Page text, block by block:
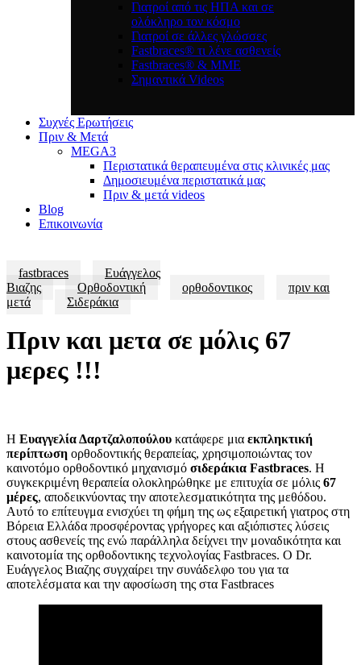
Γιατροί από τις ΗΠΑ και σε
ολόκληρο τον κόσμο
Γιατροί σε άλλες γλώσσες
Fastbraces® τι λένε ασθενείς
Fastbraces® & ΜΜΕ
Σημαντικά Videos
Συχνές Ερωτήσεις
Πριν & Μετά
MEGA3
Περιστατικά θεραπευμένα στις κλινικές μας
Δημοσιευμένα περιστατικά μας
Πριν & μετά videos
Blog
Επικοινωνία
fastbraces
Ευάγγελος
Βιαζης
Ορθοδοντική ορθοδοντικος
πριν και
μετά
Σιδεράκια
Πριν και μετα σε μόλις 67
μερες !!!
Η Ευαγγελία Δαρτζαλοπούλου κατάφερε μια εκπληκτική
περίπτωση ορθοδοντικής θεραπείας, χρησιμοποιώντας τον
καινοτόμο ορθοδοντικό μηχανισμό σιδεράκια Fastbraces. Η
συγκεκριμένη θεραπεία ολοκληρώθηκε με επιτυχία σε μόλις 67
μέρες, αποδεικνύοντας την αποτελεσματικότητα της μεθόδου.
Αυτό το επίτευγμα ενισχύει τη φήμη της ως εξαιρετική γιατρος στη
Βόρεια Ελλάδα προσφέροντας γρήγορες και αξιόπιστες λύσεις
στους ασθενείς της ενώ παράλληλα δείχνει την μοναδικότητα και
καινοτομία της ορθοδοντικης τεχνολογίας Fastbraces. Ο Dr.
Ευάγγελος Βιαζης συγχαίρει την συνάδελφο του για τα
αποτελέσματα και την αφοσίωση της στα Fastbraces